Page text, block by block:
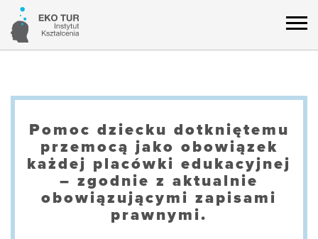
Pomoc dziecku dotkniętemu
przemocą jako obowiązek
każdej placówki edukacyjnej
– zgodnie z aktualnie
obowiązującymi zapisami
prawnymi.